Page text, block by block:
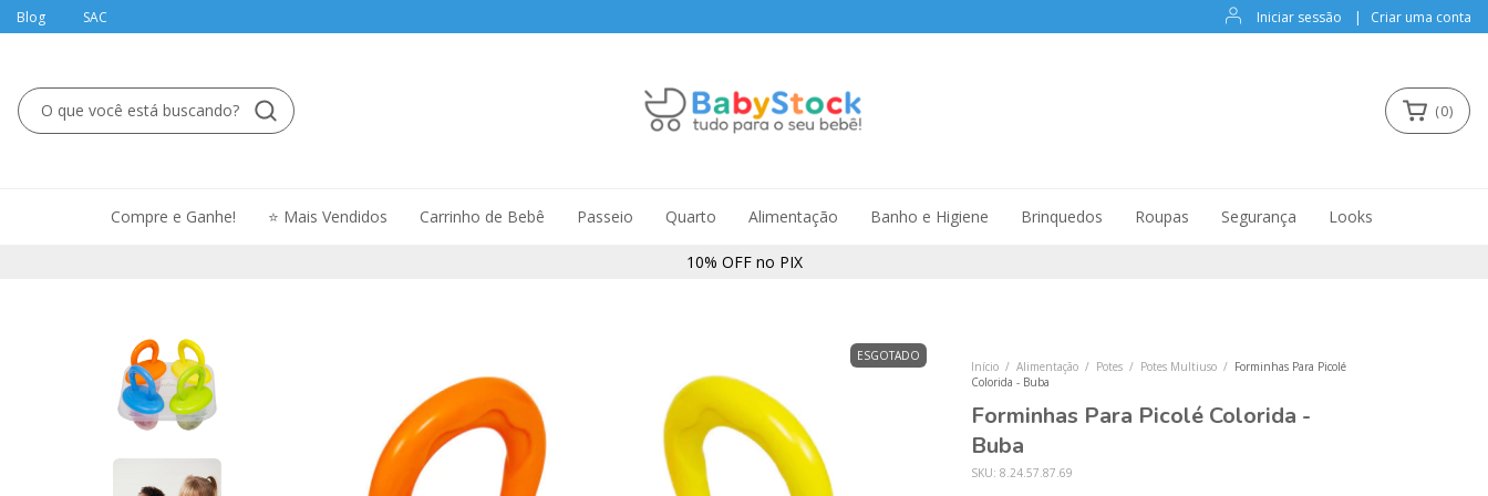
Blog SAC Iniciar sessão | Criar uma conta
10% OFF no PIX
(0)
Compre e Ganhe! ⭐ Mais Vendidos Carrinho de Bebê Passeio Quarto Alimentação Banho e Higiene Brinquedos Roupas Segurança Looks
ESGOTADO
Início / Alimentação / Potes / Potes Multiuso / Forminhas Para Picolé
Colorida - Buba
Forminhas Para Picolé Colorida -
Buba
SKU: 8.24.57.87.69